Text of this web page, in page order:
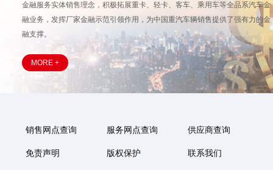
金融服务实体销售理念，积极拓展重卡、轻卡、客车、乘用车等全品系汽车金
融业务，发挥厂家金融示范引领作用，为中国重汽车辆销售提供了强有力的金
融支撑。
MORE +
销售网点查询 服务网点查询 供应商查询
免责声明 版权保护 联系我们